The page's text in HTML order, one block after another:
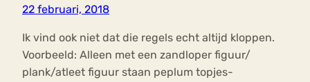
22 februari, 2018
Ik vind ook niet dat die regels echt altijd kloppen.
Voorbeeld: Alleen met een zandloper figuur/
plank/atleet figuur staan peplum topjes-